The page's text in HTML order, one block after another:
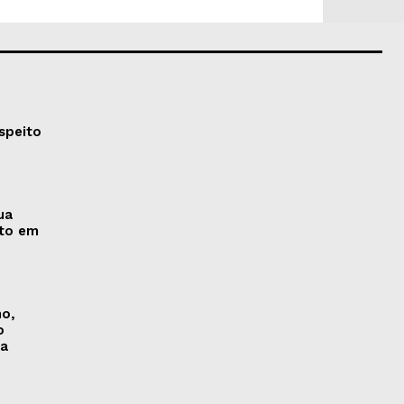
em